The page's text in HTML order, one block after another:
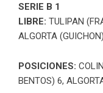
SERIE B 1
LIBRE: TULIPAN
ALGORTA
POSICIONES:
BENTOS) 6,